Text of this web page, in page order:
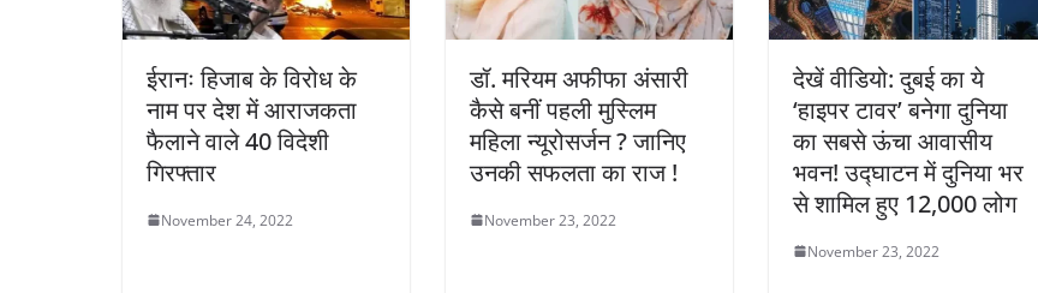
ईरानः हिजाब के विरोध के
नाम पर देश में आराजकता
फैलाने वाले 40 विदेशी
गिरफ्तार
November 24, 2022
डॉ. मरियम अफीफा अंसारी
कैसे बनीं पहली मुस्लिम
महिला न्यूरोसर्जन ? जानिए
उनकी सफलता का राज !
November 23, 2022
देखें वीडियो: दुबई का ये
‘हाइपर टावर’ बनेगा दुनिया
का सबसे ऊंचा आवासीय
भवन! उद्घाटन में दुनिया भर
से शामिल हुए 12,000 लोग
November 23, 2022